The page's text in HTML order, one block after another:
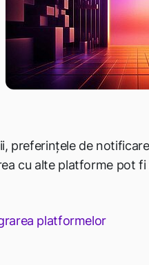
preferințele de
cu alte platforme pot fi
platformelor